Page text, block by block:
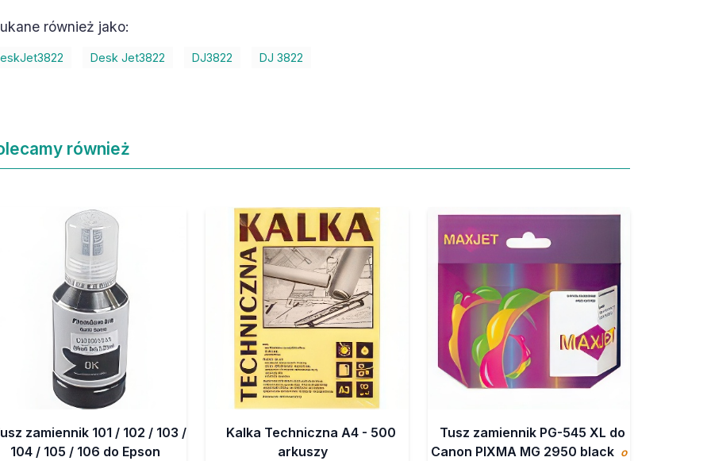
również jako:
Desk Jet3822 DJ3822 DJ 3822
również
zamiennik 101 / 102 / 103 /
104 / 105 / 106 do Epson
Kalka Techniczna A4 - 500
arkuszy
Tusz zamiennik PG-545 XL do
Canon PIXMA MG 2950 black o